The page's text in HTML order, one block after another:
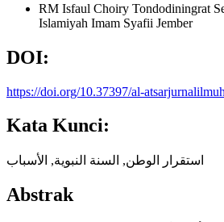
RM Isfaul Choiry Tondodiningrat
Islamiyah Imam Syafii Jember
DOI:
https://doi.org/10.37397/al-
Kata Kunci:
استقرار الوطن, السنة النبوية, الأسباب
Abstrak